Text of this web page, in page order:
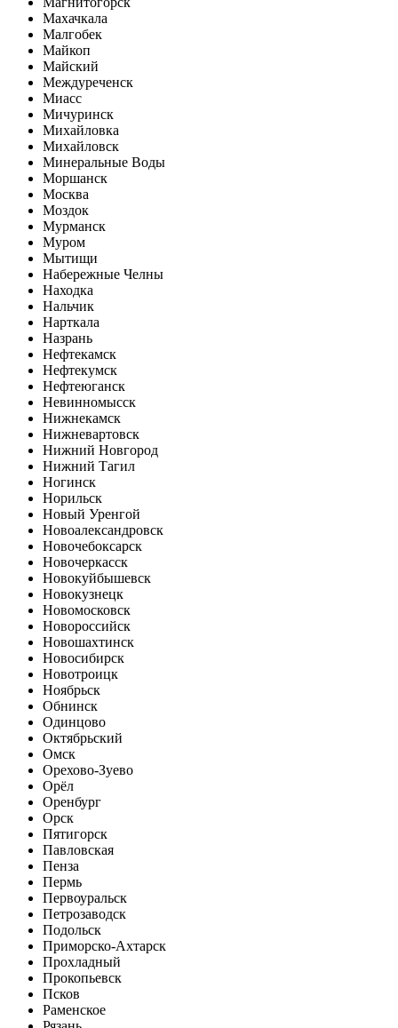
Махачкала
Малгобек
Майкоп
Майский
Междуреченск
Миасс
Мичуринск
Михайловка
Михайловск
Минеральные Воды
Моршанск
Москва
Моздок
Мурманск
Муром
Мытищи
Набережные Челны
Находка
Нальчик
Нарткала
Назрань
Нефтекамск
Нефтекумск
Нефтеюганск
Невинномысск
Нижнекамск
Нижневартовск
Нижний Новгород
Нижний Тагил
Ногинск
Норильск
Новый Уренгой
Новоалександровск
Новочебоксарск
Новочеркасск
Новокуйбышевск
Новокузнецк
Новомосковск
Новороссийск
Новошахтинск
Новосибирск
Новотроицк
Ноябрьск
Обнинск
Одинцово
Октябрьский
Омск
Орехово-Зуево
Орёл
Оренбург
Орск
Пятигорск
Павловская
Пенза
Пермь
Первоуральск
Петрозаводск
Подольск
Приморско-Ахтарск
Прохладный
Прокопьевск
Псков
Раменское